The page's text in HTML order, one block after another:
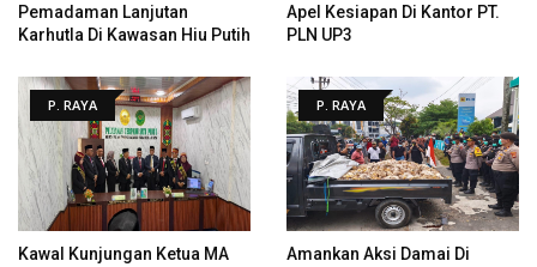
Pemadaman Lanjutan
Karhutla Di Kawasan Hiu Putih
Apel Kesiapan Di Kantor PT.
PLN UP3
P. RAYA
Kawal Kunjungan Ketua MA
P. RAYA
Amankan Aksi Damai Di